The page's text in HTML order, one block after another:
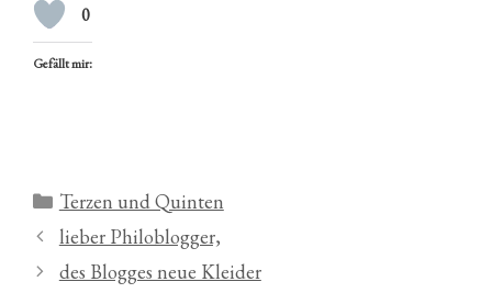
0
Gefällt mir:
Kategorien
Terzen und Quinten
lieber Philoblogger,
des Blogges neue Kleider